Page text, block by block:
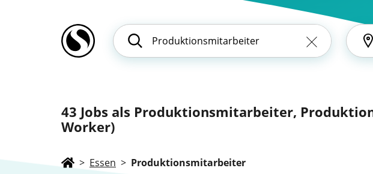
43 Jobs als Produktionsmitarbeiter,
Worker)
> Essen > Produktionsmitarbeiter